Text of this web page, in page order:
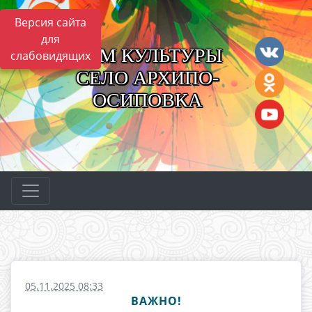
Версия сайта
для
слабовидящихДОМ КУЛЬТУРЫ
СЕЛО АРХИПО-
ОСИПОВКА
05.11.2025 08:33
ВАЖНО!